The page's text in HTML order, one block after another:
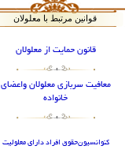
قوانین مرتبط با معلولان
قانون حمایت از معلولان
معافیت سربازی معلولان واعضای
خانواده
كنوانسيونحقوق افراد داراي معلوليت